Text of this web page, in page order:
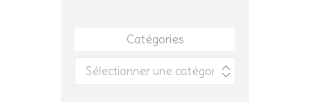
Catégories
Catégories